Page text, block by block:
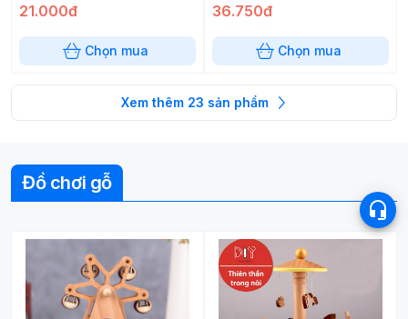
21.000đ
Chọn mua
36.750đ
Chọn mua
Xem thêm 23 sản phẩm
Đồ chơi gỗ